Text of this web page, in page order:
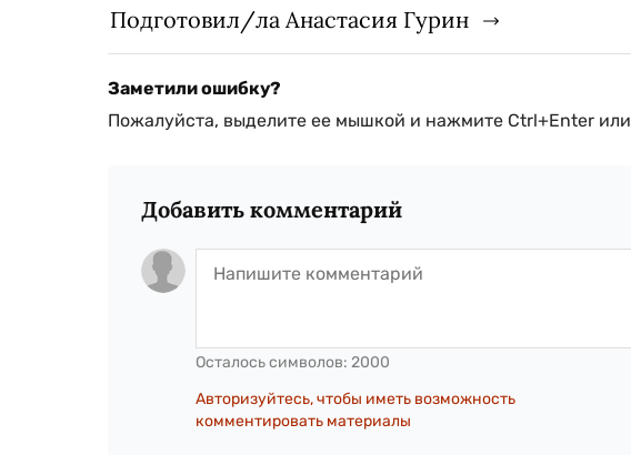
Подготовил/ла Анастасия Гурин
Заметили ошибку?
Пожалуйста, выделите ее мышкой и нажмите Ctrl+Enter или
Добавить комментарий
Осталось символов: 2000
Авторизуйтесь, чтобы иметь возможность
комментировать материалы